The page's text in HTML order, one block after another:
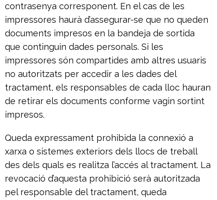
contrasenya corresponent. En el cas de les
impressores haurà d’assegurar-se que no queden
documents impresos en la bandeja de sortida
que continguin dades personals. Si les
impressores són compartides amb altres usuaris
no autoritzats per accedir a les dades del
tractament, els responsables de cada lloc hauran
de retirar els documents conforme vagin sortint
impresos.
Queda expressament prohibida la connexió a
xarxa o sistemes exteriors dels llocs de treball
des dels quals es realitza l’accés al tractament. La
revocació d’aquesta prohibició serà autoritzada
pel responsable del tractament, queda